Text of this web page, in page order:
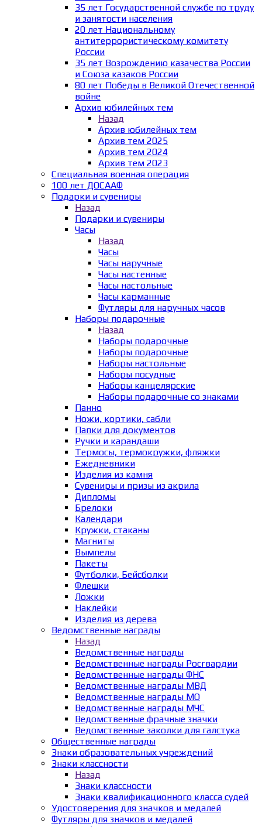
35 лет Государственной службе по труду
и занятости населения
20 лет Национальному
антитеррористическому комитету
России
35 лет Возрождению казачества России
и Союза казаков России
80 лет Победы в Великой Отечественной
войне
Архив юбилейных тем
Назад
Архив юбилейных тем
Архив тем 2025
Архив тем 2024
Архив тем 2023
Специальная военная операция
100 лет ДОСААФ
Подарки и сувениры
Назад
Подарки и сувениры
Часы
Назад
Часы
Часы наручные
Часы настенные
Часы настольные
Часы карманные
Футляры для наручных часов
Наборы подарочные
Назад
Наборы подарочные
Наборы подарочные
Наборы настольные
Наборы посудные
Наборы канцелярские
Наборы подарочные со знаками
Панно
Ножи, кортики, сабли
Папки для документов
Ручки и карандаши
Термосы, термокружки, фляжки
Ежедневники
Изделия из камня
Сувениры и призы из акрила
Дипломы
Брелоки
Календари
Кружки, стаканы
Магниты
Вымпелы
Пакеты
Футболки, Бейсболки
Флешки
Ложки
Наклейки
Изделия из дерева
Ведомственные награды
Назад
Ведомственные награды
Ведомственные награды Росгвардии
Ведомственные награды ФНС
Ведомственные награды МВД
Ведомственные награды МО
Ведомственные награды МЧС
Ведомственные фрачные значки
Ведомственные заколки для галстука
Общественные награды
Знаки образовательных учреждений
Знаки классности
Назад
Знаки классности
Знаки квалификационного класса судей
Удостоверения для значков и медалей
Футляры для значков и медалей